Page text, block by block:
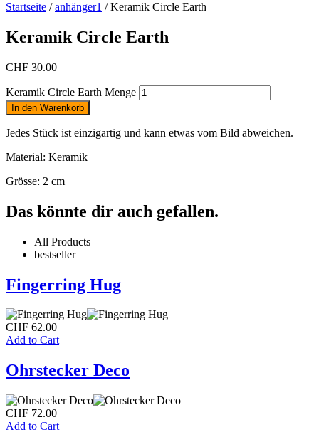
Startseite /anhänger1 / Keramik Circle Earth
Keramik Circle Earth
CHF 30.00
Keramik Circle Earth Menge
In den Warenkorb
Jedes Stück ist einzigartig und kann etwas vom Bild abweichen.
Material: Keramik
Grösse: 2 cm
Das könnte dir auch gefallen.
All Products
bestseller
Fingerring Hug
CHF 62.00
Add to Cart
Ohrstecker Deco
CHF 72.00
Add to Cart